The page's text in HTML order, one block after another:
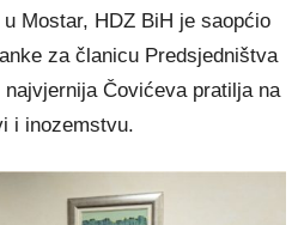
Mostar, HDZ BiH je saopćio
za članicu Predsjedništva
Čovićeva pratilja na
i inozemstvu.